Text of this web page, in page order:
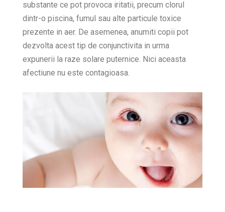
substante ce pot provoca iritatii, precum clorul
dintr-o piscina, fumul sau alte particule toxice
prezente in aer. De asemenea, anumiti copii pot
dezvolta acest tip de conjunctivita in urma
expunerii la raze solare puternice. Nici aceasta
afectiune nu este contagioasa.